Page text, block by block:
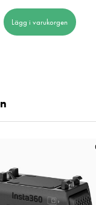
Lägg i varukorgen